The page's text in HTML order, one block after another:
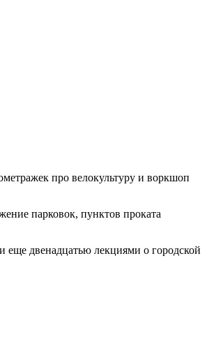
про велокультуру и воркшоп
парковок, пунктов проката
еще двенадцатью лекциями о городской